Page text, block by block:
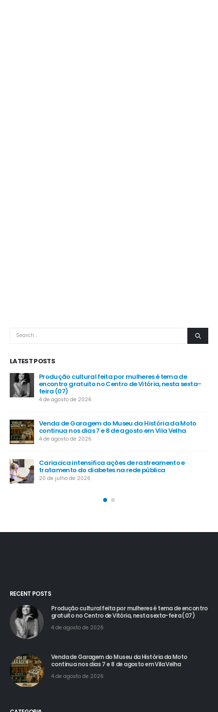
LATEST POSTS
Produção cultural feita por mulheres é tema de
encontro gratuito no Centro de Vitória, nesta sexta-
feira (07)
4 de agosto de 2026
Venda de Garagem do Museu da História da Moto
continua nos dias 7 e 8 de agosto em Vila Velha
4 de agosto de 2026
Cariacica intensifica ações de rastreamento e
tratamento do diabetes na rede pública
20 de julho de 2026
RECENT POSTS
Produção cultural feita por mulheres é tema de encontro
gratuito no Centro de Vitória, nesta sexta-feira (07)
4 de agosto de 2026
Venda de Garagem do Museu da História da Moto
continua nos dias 7 e 8 de agosto em Vila Velha
4 de agosto de 2026